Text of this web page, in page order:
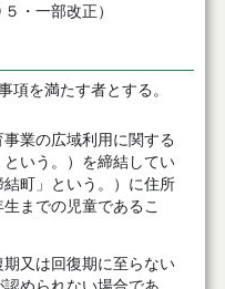
・一部改正）
を満たす者とする。
業の広域利用に関する
いう。）を締結してい
町」という。）に住所
までの児童であるこ
又は回復期に至らない